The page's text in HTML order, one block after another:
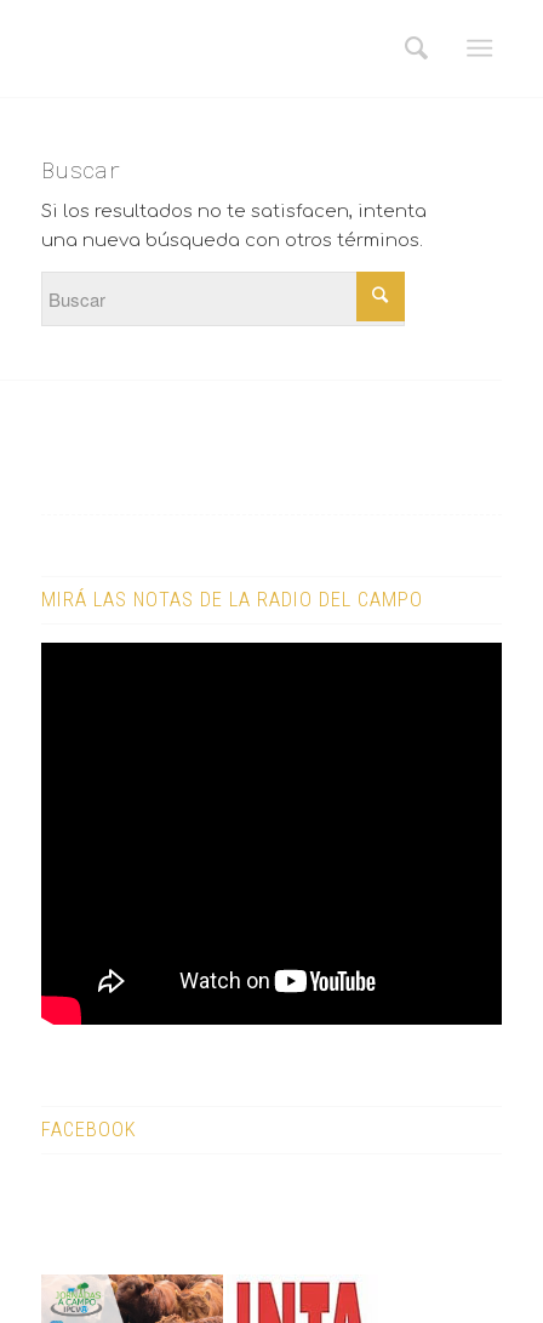
Buscar
Si los resultados no te satisfacen, intenta
una nueva búsqueda con otros términos.
MIRÁ LAS NOTAS DE LA RADIO DEL CAMPO
FACEBOOK